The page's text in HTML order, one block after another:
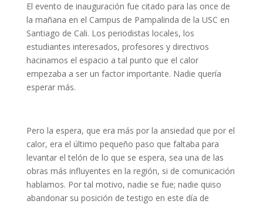
El evento de inauguración fue citado para las once de
la mañana en el Campus de Pampalinda de la USC en
Santiago de Cali. Los periodistas locales, los
estudiantes interesados, profesores y directivos
hacinamos el espacio a tal punto que el calor
empezaba a ser un factor importante. Nadie quería
esperar más.
Pero la espera, que era más por la ansiedad que por el
calor, era el último pequeño paso que faltaba para
levantar el telón de lo que se espera, sea una de las
obras más influyentes en la región, si de comunicación
hablamos. Por tal motivo, nadie se fue; nadie quiso
abandonar su posición de testigo en este día de